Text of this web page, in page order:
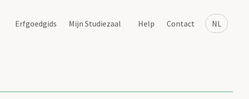
NL
Erfgoedgids Mijn Studiezaal Help Contact